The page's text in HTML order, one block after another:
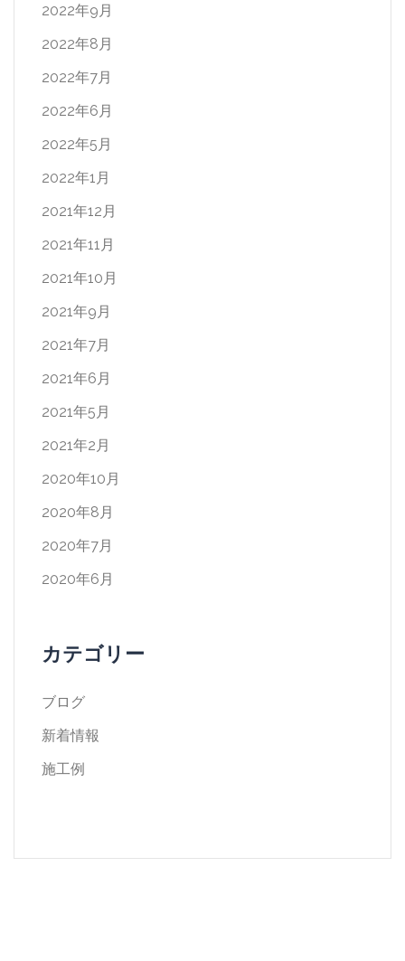
2022年9月
2022年8月
2022年7月
2022年6月
2022年5月
2022年1月
2021年12月
2021年11月
2021年10月
2021年9月
2021年7月
2021年6月
2021年5月
2021年2月
2020年10月
2020年8月
2020年7月
2020年6月
カテゴリー
ブログ
新着情報
施工例